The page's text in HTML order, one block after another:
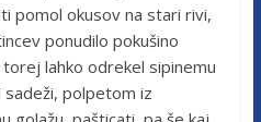
pomol okusov na stari rivi,
ponudilo pokušino
lahko odrekel sipinemu
polpetom iz